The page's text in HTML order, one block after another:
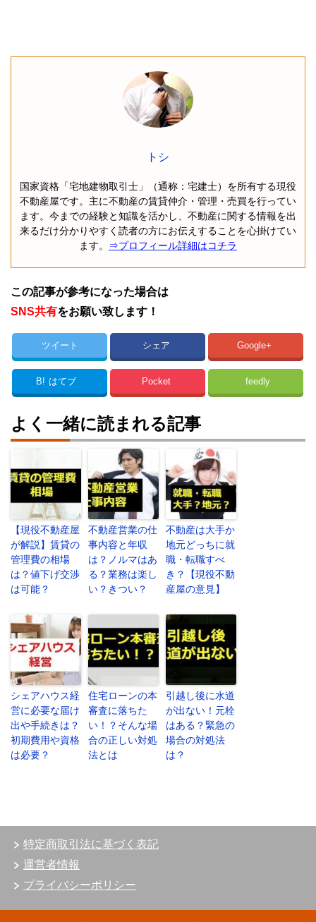
トシ
国家資格「宅地建物取引士」（通称：宅建士）を所有する現役
不動産屋です。主に不動産の賃貸仲介・管理・売買を行ってい
ます。今までの経験と知識を活かし、不動産に関する情報を出
来るだけ分かりやすく読者の方にお伝えすることを心掛けてい
ます。
⇒プロフィール詳細はコチラ
この記事が参考になった場合は
SNS共有をお願い致します！
ツイート シェア Google+
B! はてブ Pocket feedly
よく一緒に読まれる記事
【現役不動産屋
が解説】賃貸の
管理費の相場
は？値下げ交渉
は可能？
不動産営業の仕
事内容と年収
は？ノルマはあ
る？業務は楽し
い？きつい？
不動産は大手か
地元どっちに就
職・転職すべ
き？【現役不動
産屋の意見】
シェアハウス経
営に必要な届け
出や手続きは？
初期費用や資格
は必要？
住宅ローンの本
審査に落ちた
い！？そんな場
合の正しい対処
法とは
引越し後に水道
が出ない！元栓
はある？緊急の
場合の対処法
は？
特定商取引法に基づく表記
運営者情報
プライバシーポリシー